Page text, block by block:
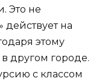
Это не
действует на
этому
другом городе.
с классом